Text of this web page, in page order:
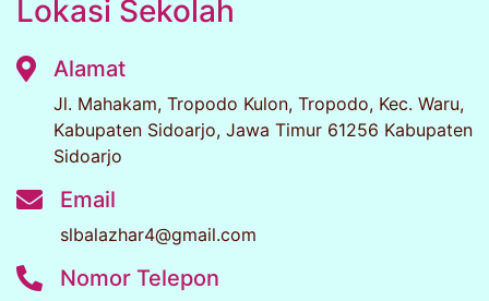
Lokasi Sekolah
Alamat
Jl. Mahakam, Tropodo Kulon, Tropodo, Kec. Waru,
Kabupaten Sidoarjo, Jawa Timur 61256 Kabupaten
Sidoarjo
Email
slbalazhar4@gmail.com
Nomor Telepon